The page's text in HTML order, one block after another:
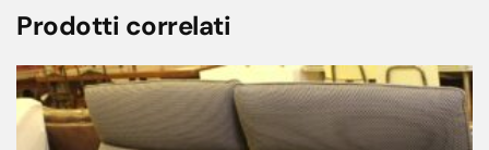
Prodotti correlati